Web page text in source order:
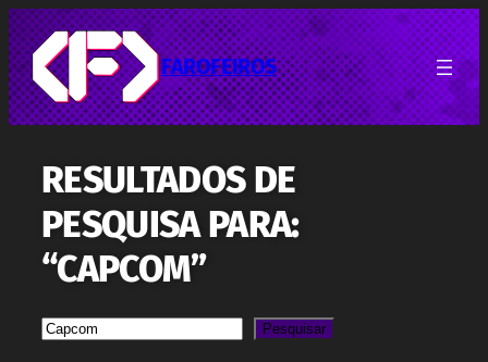
Pular
para
o
conteúdo
FAROFEIROS
RESULTADOS DE
PESQUISA PARA:
“CAPCOM”
Pesquisa Pesquisar